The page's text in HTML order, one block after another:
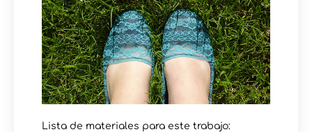
Lista de materiales para este trabajo: